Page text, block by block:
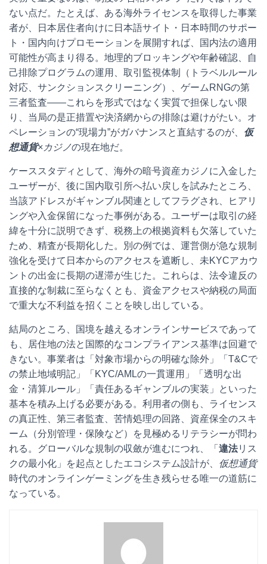
ない点だ。たとえば、ある海外ライセンスを取得した事業
者が、日本居住者向けに日本語サイト・日本時間のサポー
ト・国内向けプロモーションを展開すれば、国内法の適用
可能性が高まり得る。地理的ブロッキングや年齢確認、自
己排除プログラムの運用、取引監視体制（トラベルルール
対応、サンクションスクリーニング）、ゲームRNGの第
三者監査——これらを形式ではなく実質で担保しない限
り、当局の是正措置や決済網からの排除は避けがたい。オ
ペレーションの“現場力”がガバナンスと直結するのが、 仮
想通貨×カジノの現在地だ。
ケーススタディとして、海外の暗号資産カジノに入金した
ユーザーが、後に国内取引所へ払い戻しを試みたところ、
当該アドレスがギャンブル関連としてフラグされ、ヒアリ
ングや入金保留になった事例がある。ユーザーは取引の経
緯を十分に説明できず、税務上の根拠資料も欠落していた
ため、精査が長期化した。別の例では、運営側が急な規制
強化を受けて日本からのアクセスを遮断し、未KYCアカウ
ントの出金に長期の遅滞が生じた。これらは、法令違反の
直接的な制裁に至らなくとも、資金アクセスや納税の局面
で重大な不利益を招くことを映し出している。
結局のところ、国境を越えるオンラインサービスであって
も、居住地の法と国際的なコンプライアンス基準は回避で
きない。事業者は「対象市場からの明確な除外」「T&Cで
の禁止地域明記」「KYC/AMLの一貫運用」「透明な出
金・清算ルール」「責任あるギャンブルの実装」といった
基本を積み上げる必要がある。利用者の側も、ライセンス
の真正性、第三者監査、苦情処理の回路、資産保全のスキ
ーム（分別管理・保険など）を見極めるリテラシーが問わ
れる。グローバルな規制の収斂が進むにつれ、「 違法リス
クの最小化」を起点としたエコシステム設計が、 仮想通貨
時代のオンラインゲーミングを生き残らせる唯一の道筋に
なっている。